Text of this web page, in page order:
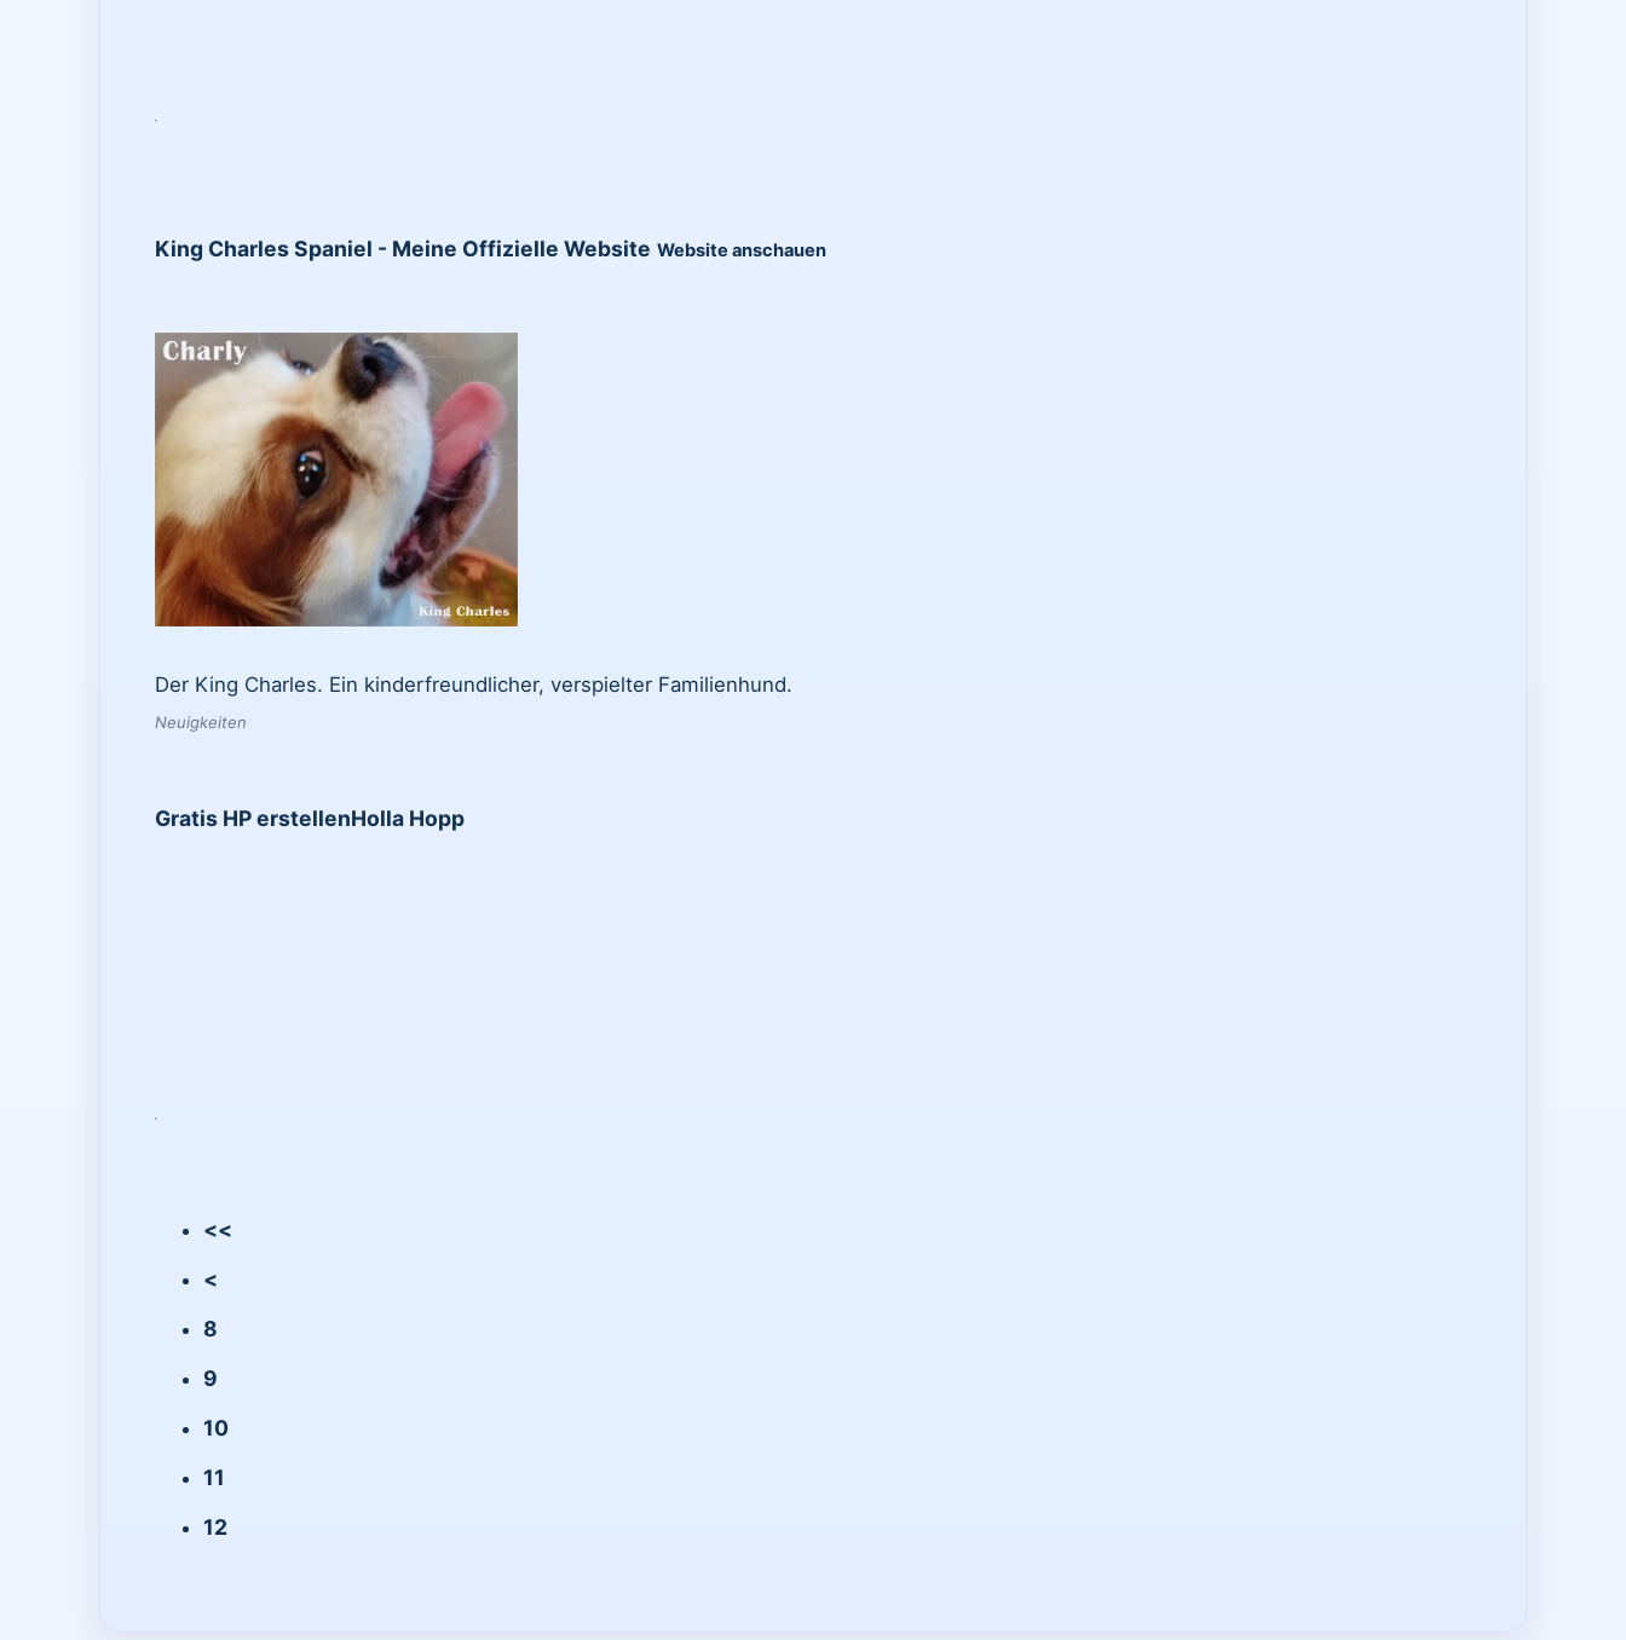
King Charles Spaniel - Meine Offizielle Website Website anschauen
Der King Charles. Ein kinderfreundlicher, verspielter Familienhund.
Neuigkeiten
Gratis HP erstellenHolla Hopp
<<
<
8
9
10
11
12